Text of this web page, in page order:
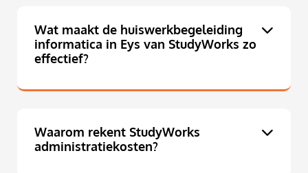
Wat maakt de huiswerkbegeleiding
informatica in Eys van StudyWorks zo
effectief?
Waarom rekent StudyWorks
administratiekosten?